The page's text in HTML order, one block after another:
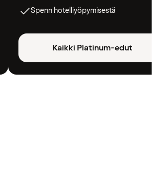
Spenn hotelliyöpymisestä
Kaikki Platinum-edut